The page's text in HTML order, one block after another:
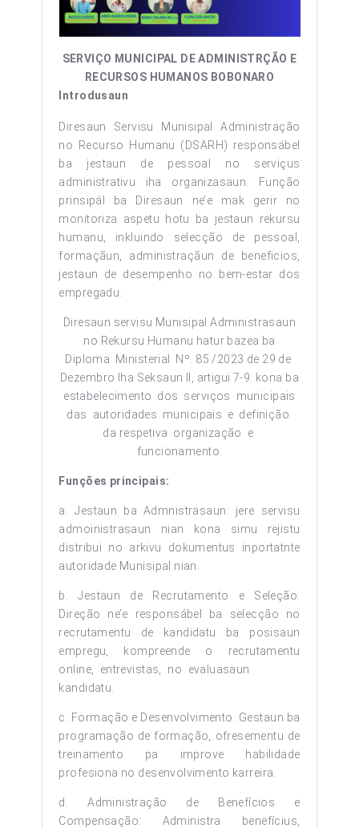
SERVIÇO MUNICIPAL DE ADMINISTRÇÃO E
RECURSOS HUMANOS BOBONARO
Introdusaun
Diresaun Servisu Munisipal Administração
no Recurso Humanu (DSARH) responsábel
ba jestaun de pessoal no serviçus
administrativu iha organizasaun. Função
prinsipál ba Diresaun ne’e mak gerir no
monitoriza aspetu hotu ba jestaun rekursu
humanu, inkluindo selecção de pessoal,
formaçãun, administraçãun de beneficios,
jestaun de desempenho no bem-estar dos
empregadu.
Diresaun servisu Munisipal Administrasaun
no Rekursu Humanu hatur bazea ba
Diploma Ministerial Nº. 85 /2023 de 29 de
Dezembro Iha Seksaun II, artigui 7-9. kona ba
estabelecimento dos serviços municipais
das autoridades municipais e definição
da respetiva organização e
funcionamento.
Funções principais:
a. Jestaun ba Admnistrasaun: jere servisu
admoinistrasaun nian kona simu rejistu
distribui no arkivu dokumentus inportatnte
autoridade Munisipal nian.
b. Jestaun de Recrutamento e Seleção:
Direção ne’e responsábel ba selecção no
recrutamentu de kandidatu ba posisaun
empregu, kompreende o recrutamentu
online, entrevistas, no evaluasaun
kandidatu.
c. Formação e Desenvolvimento: Gestaun ba
programação de formação, ofresementu de
treinamento pa improve habilidade
profesiona no desenvolvimento karreira.
d. Administração de Benefícios e
Compensação: Administra benefícius,